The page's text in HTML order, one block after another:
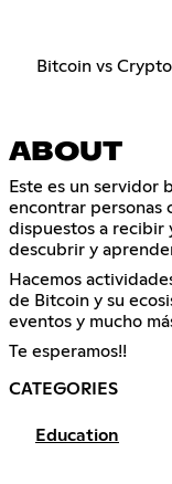
Bitcoin vs Crypto
ABOUT
Este es un servidor
encontrar personas
dispuestos a recibir
descubrir y
Hacemos
de Bitcoin y su
eventos y mucho
Te esperamos!!
CATEGORIES
Education